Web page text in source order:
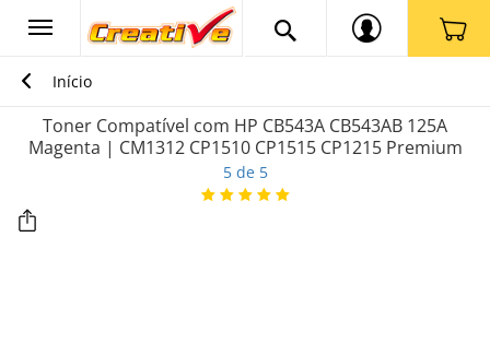
Início
Toner Compatível com HP CB543A CB543AB 125A
Magenta | CM1312 CP1510 CP1515 CP1215 Premium
5 de 5